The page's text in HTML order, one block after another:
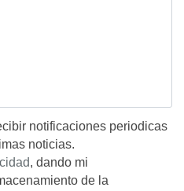
notificaciones periodicas
noticias.
, dando mi
de la